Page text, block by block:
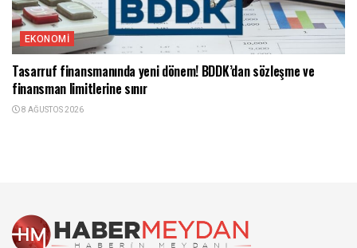
EKONOMI
Tasarruf finansmanında yeni dönem! BDDK’dan sözleşme ve
finansman limitlerine sınır
8 AĞUSTOS 2026